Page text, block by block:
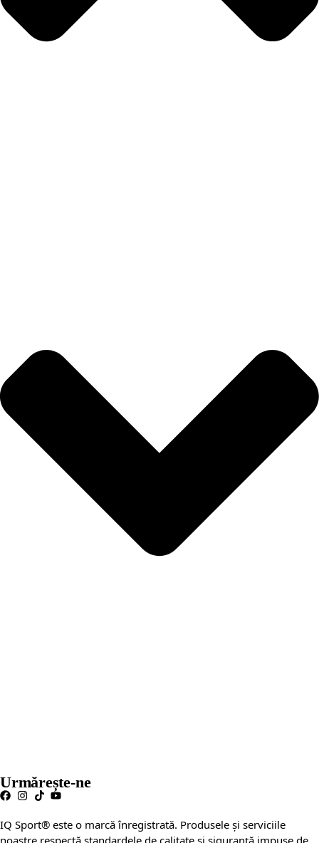
Urmărește-ne
IQ Sport® este o marcă înregistrată. Produsele și serviciile
noastre respectă standardele de calitate și siguranță impuse de